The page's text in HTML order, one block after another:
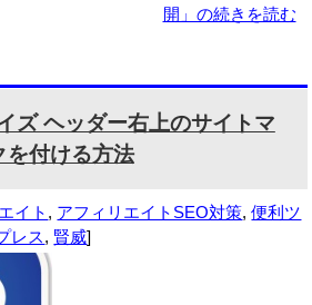
開」の続きを読む
ズ ヘッダー右上のサイトマ
を付ける方法
イト , アフィリエイトSEO対策,便利ツ
レス, 賢威]